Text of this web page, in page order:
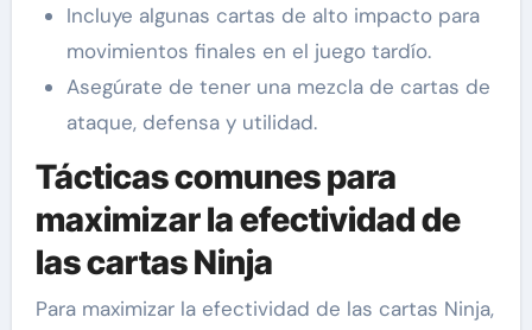
Incluye algunas cartas de alto impacto para
movimientos finales en el juego tardío.
Asegúrate de tener una mezcla de cartas de
ataque, defensa y utilidad.
Tácticas comunes para
maximizar la efectividad de
las cartas Ninja
Para maximizar la efectividad de las cartas Ninja,